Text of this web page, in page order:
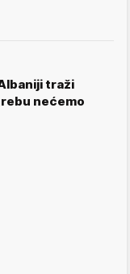
traži
nećemo